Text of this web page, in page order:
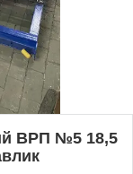
ВРП №5 18,5